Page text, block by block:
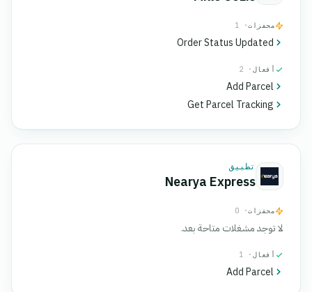
محفزات· 1
Order Status Updated
أفعال · 2
Add Parcel
Get Parcel Tracking
تطبيق
Nearya Express
محفزات· 0
لا توجد مشغلات متاحة بعد.
أفعال · 1
Add Parcel